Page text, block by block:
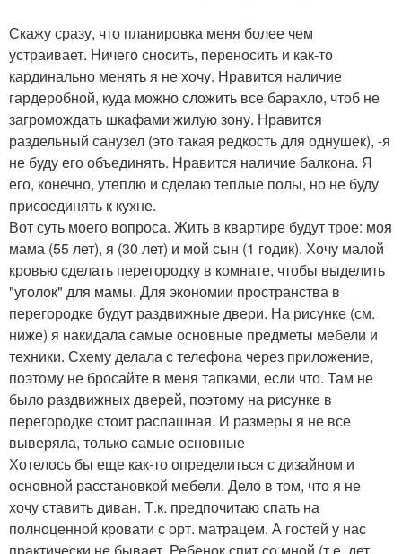
Скажу сразу, что планировка меня более чем
устраивает. Ничего сносить, переносить и как-то
кардинально менять я не хочу. Нравится наличие
гардеробной, куда можно сложить все барахло, чтоб не
загромождать шкафами жилую зону. Нравится
раздельный санузел (это такая редкость для однушек), -я
не буду его объединять. Нравится наличие балкона. Я
его, конечно, утеплю и сделаю теплые полы, но не буду
присоединять к кухне.
Вот суть моего вопроса. Жить в квартире будут трое: моя
мама (55 лет), я (30 лет) и мой сын (1 годик). Хочу малой
кровью сделать перегородку в комнате, чтобы выделить
"уголок" для мамы. Для экономии пространства в
перегородке будут раздвижные двери. На рисунке (см.
ниже) я накидала самые основные предметы мебели и
техники. Схему делала с телефона через приложение,
поэтому не бросайте в меня тапками, если что. Там не
было раздвижных дверей, поэтому на рисунке в
перегородке стоит распашная. И размеры я не все
выверяла, только самые основные
Хотелось бы еще как-то определиться с дизайном и
основной расстановкой мебели. Дело в том, что я не
хочу ставить диван. Т.к. предпочитаю спать на
полноценной кровати с орт. матрацем. А гостей у нас
практически не бывает. Ребенок спит со мной (т.е. дет.